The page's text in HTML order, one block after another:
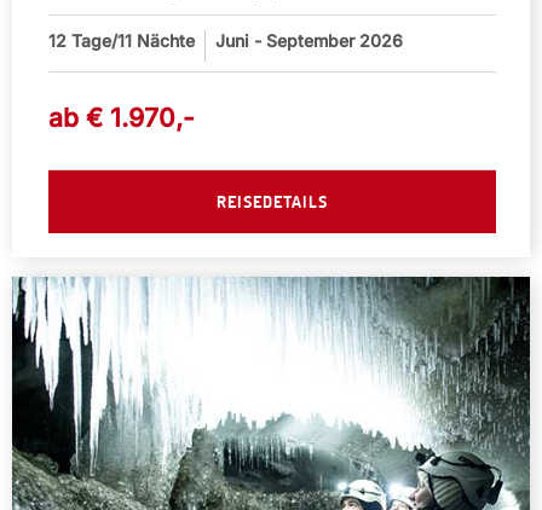
12 Tage/11 Nächte Juni - September 2026
ab € 1.970,-
REISEDETAILS